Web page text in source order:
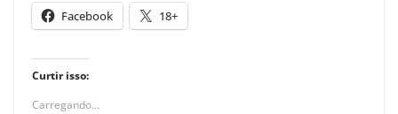
Facebook 18+
Curtir isso:
Carregando...